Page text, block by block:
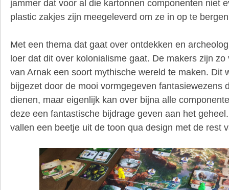
jammer dat voor al die kartonnen componenten niet
plastic zakjes zijn meegeleverd om ze in op te
Met een thema dat gaat over ontdekken en
loer dat dit over kolonialisme gaat. De makers zijn
van Arnak een soort mythische wereld te maken. Dit
bijgezet door de mooi vormgegeven fantasiewezens
dienen, maar eigenlijk kan over bijna alle
deze een fantastische bijdrage geven aan het
vallen een beetje uit de toon qua design met de rest